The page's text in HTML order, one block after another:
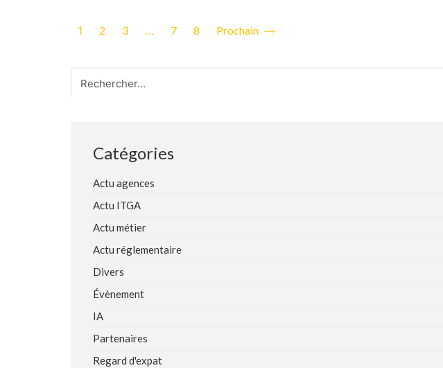
1 2 3 … 7 8 Prochain
for:
Catégories
Actu agences
Actu ITGA
Actu métier
Actu réglementaire
Divers
Évènement
IA
Partenaires
Regard d'expat